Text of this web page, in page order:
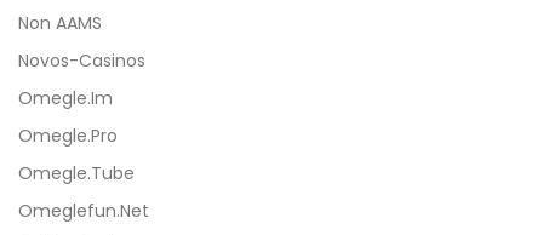
Non AAMS
Novos-Casinos
Omegle.im
Omegle.pro
Omegle.tube
Omeglefun.net